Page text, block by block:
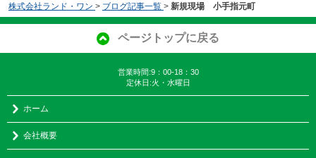
株式会社ランド・ワン > ブログ記事一覧 > 新規現場 小手指元町
ページトップに戻る
営業時間:9：00-18：30
定休日:火・水曜日
ホーム
会社概要